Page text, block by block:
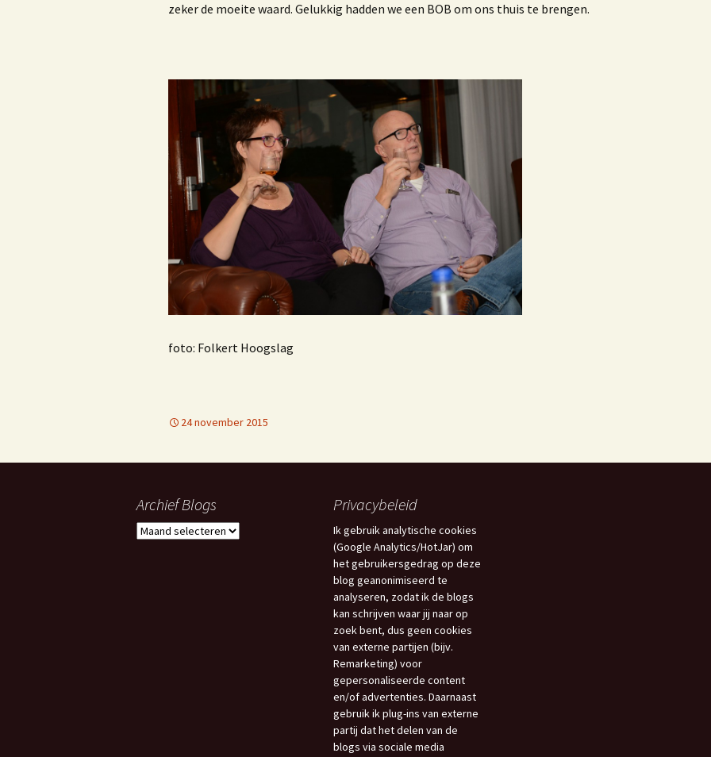
Het Westlandboek;
fotoboek over de
tuinbouwstreek
Mensen om mij heen
Een Kwestie van Geluk
zeker de moeite waard. Gelukkig hadden we een BOB om ons thuis te brengen.
foto: Folkert Hoogslag
24 november 2015
Archief Blogs
Archief
Privacybeleid
Ik gebruik analytische cookies
(Google Analytics/HotJar) om
het gebruikersgedrag op deze
blog geanonimiseerd te
analyseren, zodat ik de blogs
kan schrijven waar jij naar op
zoek bent, dus geen cookies
van externe partijen (bijv.
Remarketing) voor
gepersonaliseerde content
en/of advertenties. Daarnaast
gebruik ik plug-ins van externe
partij dat het delen van de
blogs via sociale media